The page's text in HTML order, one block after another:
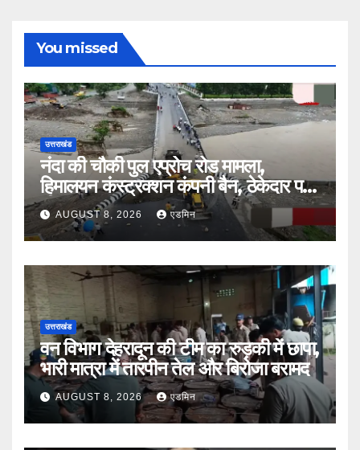
You missed
उत्तराखंड
नंदा की चौकी पुल एप्रोच रोड मामला,
हिमालयन कंस्ट्रक्शन कंपनी बैन, ठेकेदार पर
भी एक्शन
AUGUST 8, 2026 एडमिन
उत्तराखंड
वन विभाग देहरादून की टीम का रुड़की में छापा,
भारी मात्रा में तारपीन तेल और बिरोजा बरामद
AUGUST 8, 2026 एडमिन